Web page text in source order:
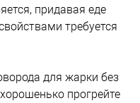
придавая еде
требуется
для жарки без
прогрейте